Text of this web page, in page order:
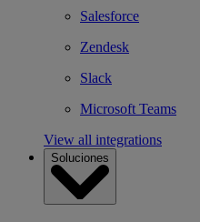
Salesforce
Zendesk
Slack
Microsoft Teams
View all integrations
Soluciones